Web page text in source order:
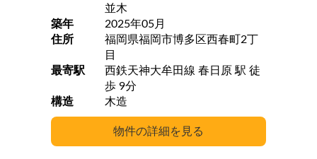
並木
築年
2025年05月
住所
福岡県福岡市博多区西春町2丁
目
最寄駅
西鉄天神大牟田線 春日原 駅 徒
歩 9分
構造
木造